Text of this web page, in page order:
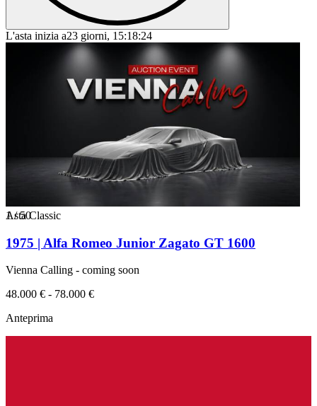
L'asta inizia a23 giorni, 15:18:24
1/50
Asta Classic
1975 | Alfa Romeo Junior Zagato GT 1600
Vienna Calling - coming soon
48.000 € - 78.000 €
Anteprima